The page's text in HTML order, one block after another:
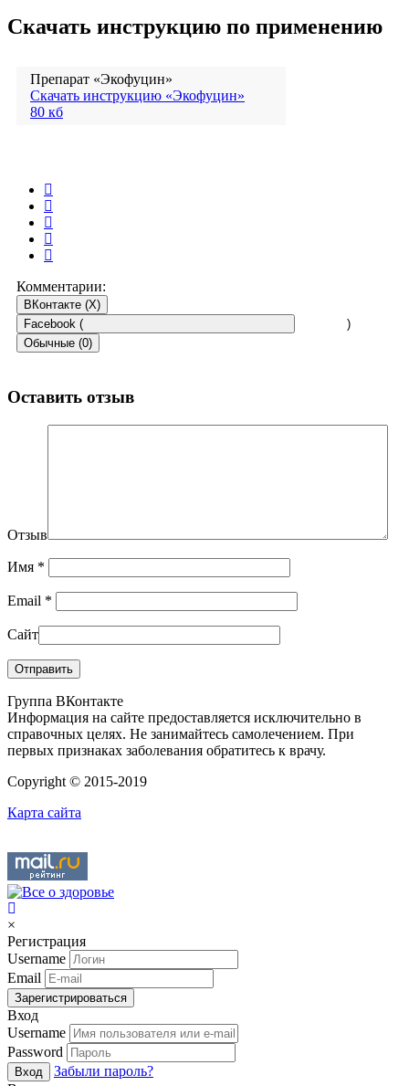
Скачать инструкцию по применению
Препарат «Экофуцин»
Скачать инструкцию «Экофуцин»
80 кб
Комментарии:
ВКонтакте (X)
Facebook (
)
Обычные (0)
Оставить отзыв
Отзыв
Имя *
Email *
Сайт
Группа ВКонтакте
Информация на сайте предоставляется исключительно в
справочных целях. Не занимайтесь самолечением. При
первых признаках заболевания обратитесь к врачу.
Copyright © 2015-2019
Карта сайта
×
Регистрация
Username
Email
Зарегистрироваться
Вход
Username
Password
Вход
Забыли пароль?